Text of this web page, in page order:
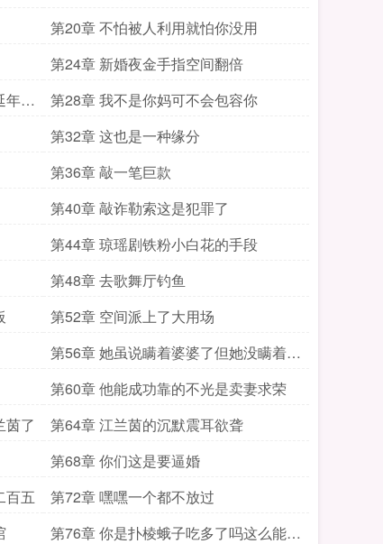
海
第20章 不怕被人利用就怕你没用
第24章 新婚夜金手指空间翻倍
年益
第28章 我不是你妈可不会包容你
第32章 这也是一种缘分
第36章 敲一笔巨款
第40章 敲诈勒索这是犯罪了
第44章 琼瑶剧铁粉小白花的手段
第48章 去歌舞厅钓鱼
第52章 空间派上了大用场
第56章 她虽说瞒着婆婆了但她没瞒着她
丈夫啊
第60章 他能成功靠的不光是卖妻求荣
茵了
第64章 江兰茵的沉默震耳欲聋
第68章 你们这是要逼婚
百五
第72章 嘿嘿一个都不放过
第76章 你是扑棱蛾子吃多了吗这么能蹦